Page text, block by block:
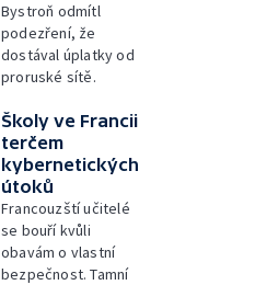
Bystroň odmítl
podezření, že
dostával úplatky od
proruské sítě.
Školy ve Francii
terčem
kybernetických
útoků
Francouzští učitelé
se bouří kvůli
obavám o vlastní
bezpečnost. Tamní